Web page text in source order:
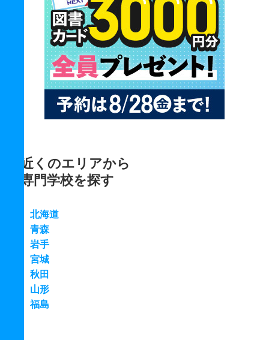
近くのエリアから
専門学校を探す
北海道
青森
岩手
宮城
秋田
山形
福島